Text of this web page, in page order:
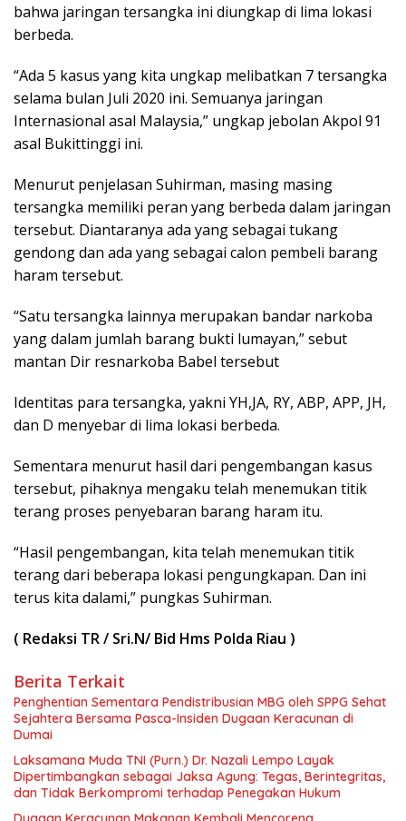
bahwa jaringan tersangka ini diungkap di lima lokasi
berbeda.
“Ada 5 kasus yang kita ungkap melibatkan 7 tersangka
selama bulan Juli 2020 ini. Semuanya jaringan
Internasional asal Malaysia,” ungkap jebolan Akpol 91
asal Bukittinggi ini.
Menurut penjelasan Suhirman, masing masing
tersangka memiliki peran yang berbeda dalam jaringan
tersebut. Diantaranya ada yang sebagai tukang
gendong dan ada yang sebagai calon pembeli barang
haram tersebut.
“Satu tersangka lainnya merupakan bandar narkoba
yang dalam jumlah barang bukti lumayan,” sebut
mantan Dir resnarkoba Babel tersebut
Identitas para tersangka, yakni YH,JA, RY, ABP, APP, JH,
dan D menyebar di lima lokasi berbeda.
Sementara menurut hasil dari pengembangan kasus
tersebut, pihaknya mengaku telah menemukan titik
terang proses penyebaran barang haram itu.
“Hasil pengembangan, kita telah menemukan titik
terang dari beberapa lokasi pengungkapan. Dan ini
terus kita dalami,” pungkas Suhirman.
( Redaksi TR / Sri.N/ Bid Hms Polda Riau )
Berita Terkait
Penghentian Sementara Pendistribusian MBG oleh SPPG Sehat
Sejahtera Bersama Pasca-Insiden Dugaan Keracunan di
Dumai
Laksamana Muda TNI (Purn.) Dr. Nazali Lempo Layak
Dipertimbangkan sebagai Jaksa Agung: Tegas, Berintegritas,
dan Tidak Berkompromi terhadap Penegakan Hukum